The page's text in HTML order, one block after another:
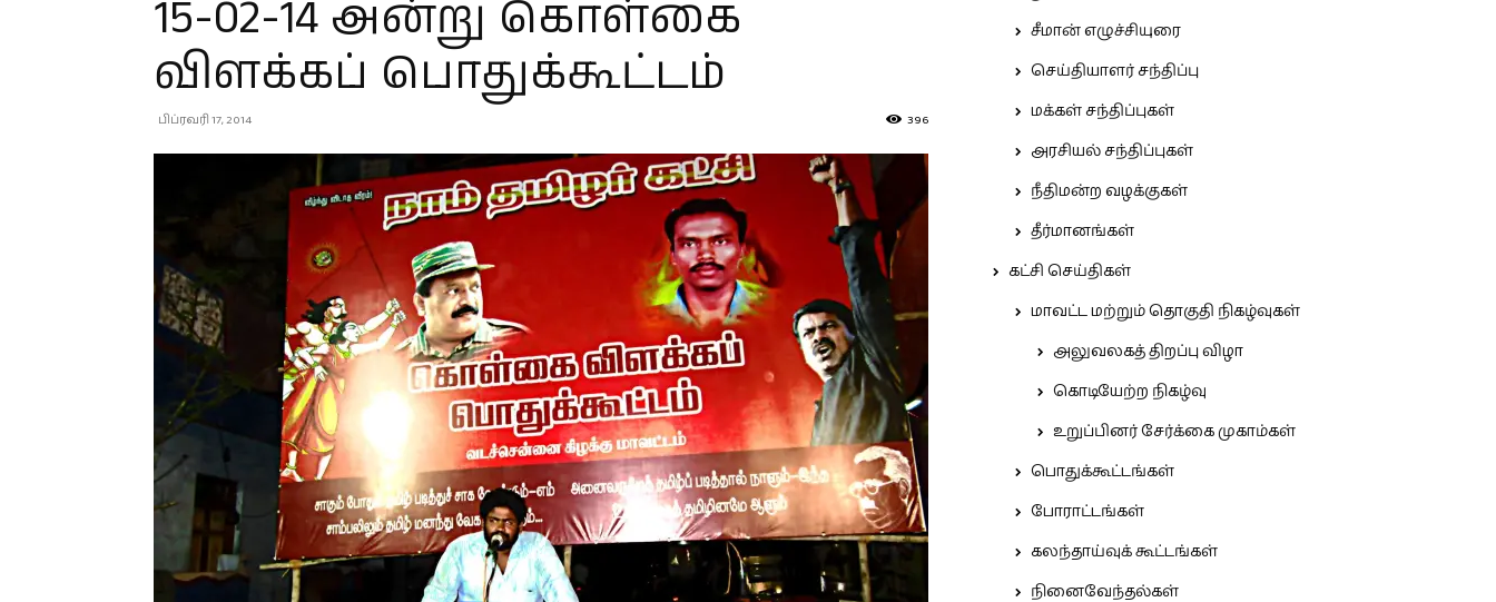
15-02-14 அன்று கொள்கை
விளக்கப் பொதுக்கூட்டம்
பிப்ரவரி 17, 2014 396
சீமான் எழுச்சியுரை
செய்தியாளர் சந்திப்பு
மக்கள் சந்திப்புகள்
அரசியல் சந்திப்புகள்
நீதிமன்ற வழக்குகள்
தீர்மானங்கள்
கட்சி செய்திகள்
மாவட்ட மற்றும் தொகுதி நிகழ்வுகள்
அலுவலகத் திறப்பு விழா
கொடியேற்ற நிகழ்வு
உறுப்பினர் சேர்க்கை முகாம்கள்
பொதுக்கூட்டங்கள்
போராட்டங்கள்
கலந்தாய்வுக் கூட்டங்கள்
நினைவேந்தல்கள்